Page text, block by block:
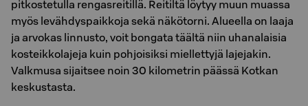
pitkostetulla rengasreitillä. Reitiltä löytyy muun muassa
myös levähdyspaikkoja sekä näkötorni. Alueella on laaja
ja arvokas linnusto, voit bongata täältä niin uhanalaisia
kosteikkolajeja kuin pohjoisiksi miellettyjä lajejakin.
Valkmusa sijaitsee noin 30 kilometrin päässä Kotkan
keskustasta.